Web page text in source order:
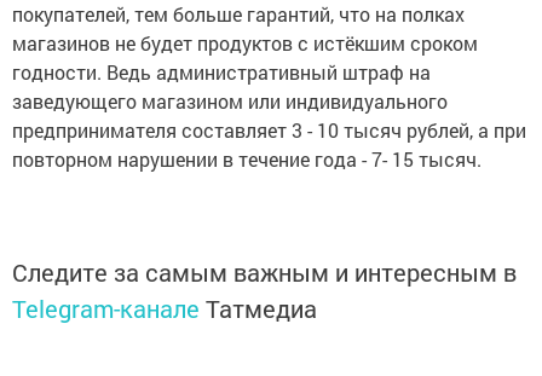
покупателей, тем больше гарантий, что на полках
магазинов не будет продуктов с истёкшим сроком
годности. Ведь административный штраф на
заведующего магазином или индивидуального
предпринимателя составляет 3 - 10 тысяч рублей, а при
повторном нарушении в течение года - 7- 15 тысяч.
Следите за самым важным и интересным в
Telegram-канале Татмедиа